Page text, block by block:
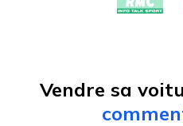
Vendre sa